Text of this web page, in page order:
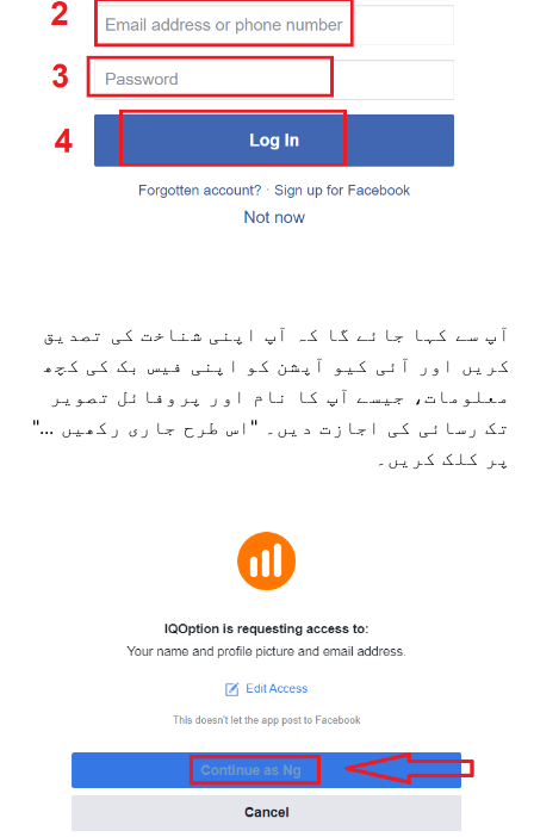
آپ سے کہا جائے گا کہ آپ اپنی شناخت کی تصدیق
کریں اور آئی کیو آپشن کو اپنی فیس بک کی کچھ
معلومات، جیسے آپ کا نام اور پروفائل تصویر
تک رسائی کی اجازت دیں۔ "اس طرح جاری رکھیں ..."
پر کلک کریں۔